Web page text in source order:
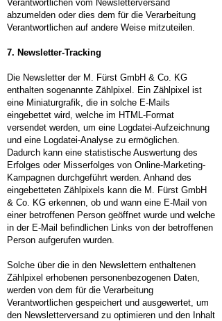
Verantwortlichen vom Newsletterversand
abzumelden oder dies dem für die Verarbeitung
Verantwortlichen auf andere Weise mitzuteilen.
7. Newsletter-Tracking
Die Newsletter der M. Fürst GmbH & Co. KG
enthalten sogenannte Zählpixel. Ein Zählpixel ist
eine Miniaturgrafik, die in solche E-Mails
eingebettet wird, welche im HTML-Format
versendet werden, um eine Logdatei-Aufzeichnung
und eine Logdatei-Analyse zu ermöglichen.
Dadurch kann eine statistische Auswertung des
Erfolges oder Misserfolges von Online-Marketing-
Kampagnen durchgeführt werden. Anhand des
eingebetteten Zählpixels kann die M. Fürst GmbH
& Co. KG erkennen, ob und wann eine E-Mail von
einer betroffenen Person geöffnet wurde und welche
in der E-Mail befindlichen Links von der betroffenen
Person aufgerufen wurden.
Solche über die in den Newslettern enthaltenen
Zählpixel erhobenen personenbezogenen Daten,
werden von dem für die Verarbeitung
Verantwortlichen gespeichert und ausgewertet, um
den Newsletterversand zu optimieren und den Inhalt